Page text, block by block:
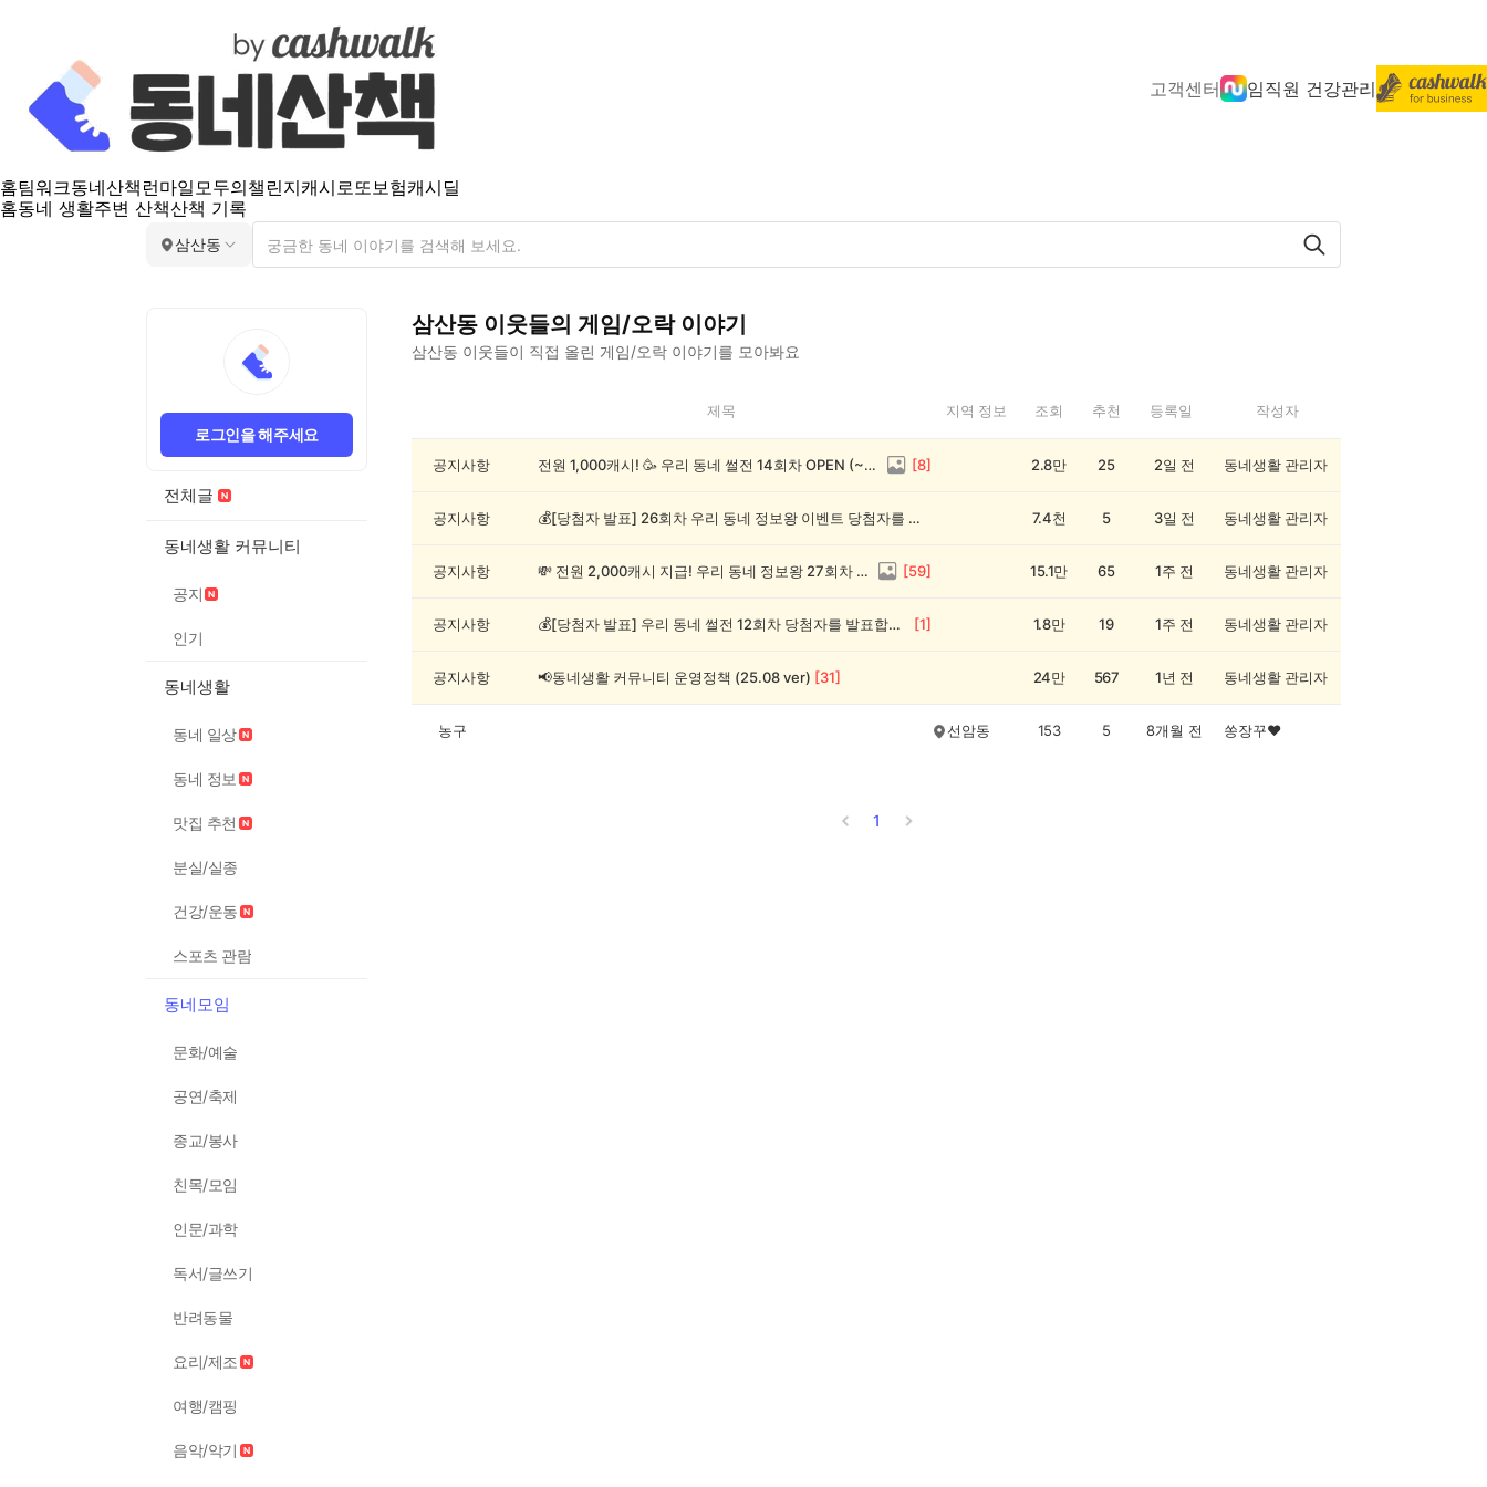
고객센터 임직원 건강관리
홈팀워크동네산책 런마일모두의챌린지캐시로또보험캐시딜
홈동네 생활주변 산책산책 기록
삼산동
로그인을 해주세요
전체글
동네생활 커뮤니티
공지
인기
동네생활
동네 일상
동네 정보
맛집 추천
분실/실종
건강/운동
스포츠 관람
동네모임
문화/예술
공연/축제
종교/봉사
친목/모임
인문/과학
독서/글쓰기
반려동물
요리/제조
여행/캠핑
음악/악기
삼산동 이웃들의 게임/오락이야기
삼산동 이웃들이 직접 올린 게임/오락 이야기를 모아봐요
동
제목 지역 정보 조회 추천 등록일 작성자
공지사항 전원 1,000캐시! 🥳 우리 동네 썰전 14회차 OPEN (~8/17) [8] 2.8만 25 2일 전 동네생활 관리자
공지사항 💰[당첨자 발표] 26회차 우리 동네 정보왕 이벤트 당첨자를 발표합니다! 7.4천 5 3일 전 동네생활 관리자
공지사항 💸 전원 2,000캐시 지급! 우리 동네 정보왕 27회차 (~8/10) [59] 15.1만 65 1주 전 동네생활 관리자
공지사항 💰[당첨자 발표] 우리 동네 썰전 12회차 당첨자를 발표합니다! [1] 1.8만 19 1주 전 동네생활 관리자
공지사항 📢동네생활 커뮤니티 운영정책 (25.08 ver) [31] 24만 567 1년 전 동네생활 관리자
농구 선암동 153 5 8개월 전 쏭장꾸❤
1